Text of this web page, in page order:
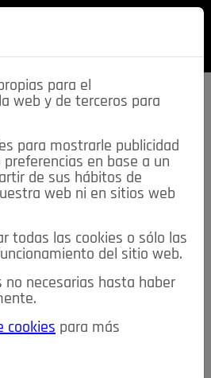
descarga esta
REVISTA
DE INTERÉS
MIS ANUNCIOS CONTACTO
para el
web y de terceros para
para mostrarle publicidad
preferencias en base a un
de sus hábitos de
web ni en sitios web
todas las cookies o sólo las
del sitio web.
no necesarias hasta haber
cookies para más